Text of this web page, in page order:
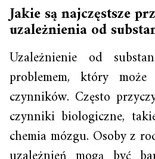
Jakie są najczęstsze
uzależnienia od
Uzależnienie od
problemem, który
czynników. Często
czynniki biologiczne,
chemia mózgu. Osoby z